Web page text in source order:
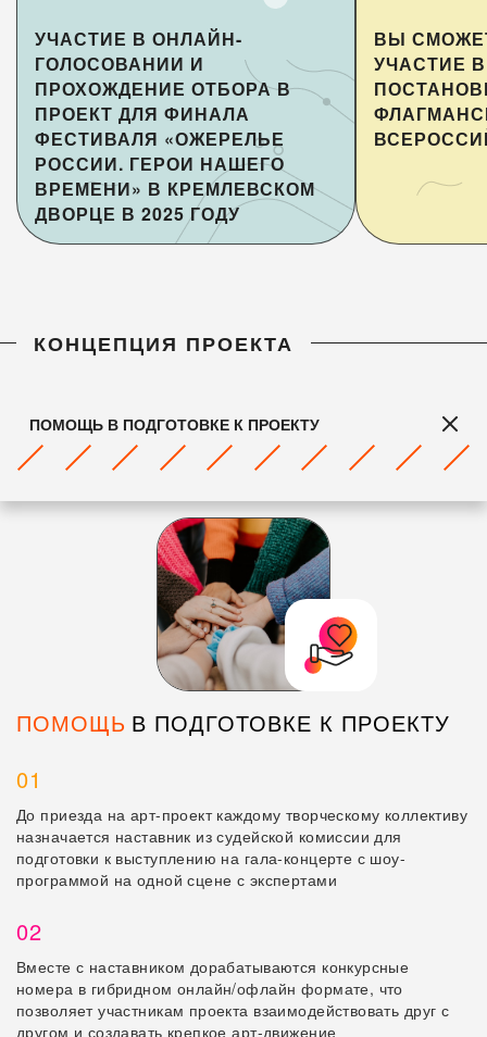
УЧАСТИЕ В ОНЛАЙН-
ГОЛОСОВАНИИ И
ПРОХОЖДЕНИЕ ОТБОРА В
ПРОЕКТ ДЛЯ ФИНАЛА
ФЕСТИВАЛЯ «ОЖЕРЕЛЬЕ
РОССИИ. ГЕРОИ НАШЕГО
ВРЕМЕНИ» В КРЕМЛЕВСКОМ
ДВОРЦЕ В 2025 ГОДУ
ВЫ
УЧАСТИЕ
КОНЦЕПЦИЯ ПРОЕКТА
ПОМОЩЬ В ПОДГОТОВКЕ К ПРОЕКТУ
ПОМОЩЬ В ПОДГОТОВКЕ К ПРОЕКТУ
ПОМОЩЬ В ПОДГОТОВКЕ К ПРОЕКТУ
01
До приезда на арт-проект каждому творческому коллективу
назначается наставник из судейской комиссии для
подготовки к выступлению на гала-концерте с шоу-
программой на одной сцене с экспертами
02
Вместе с наставником дорабатываются конкурсные
номера в гибридном онлайн/офлайн формате, что
позволяет участникам проекта взаимодействовать друг с
другом и создавать крепкое арт-движение